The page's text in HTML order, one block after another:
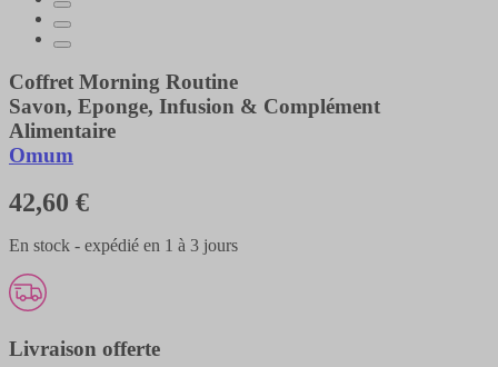
Coffret Morning Routine
Savon, Eponge, Infusion & Complément
Alimentaire
Omum
42,60 €
En stock - expédié en 1 à 3 jours
Livraison offerte